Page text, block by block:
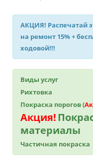
АКЦИЯ! Распечатай
на ремонт 15%+
ходовой!!!
Виды услуг
Рихтовка
Покраска порогов (
Акция!
материалы
Частичная покраска